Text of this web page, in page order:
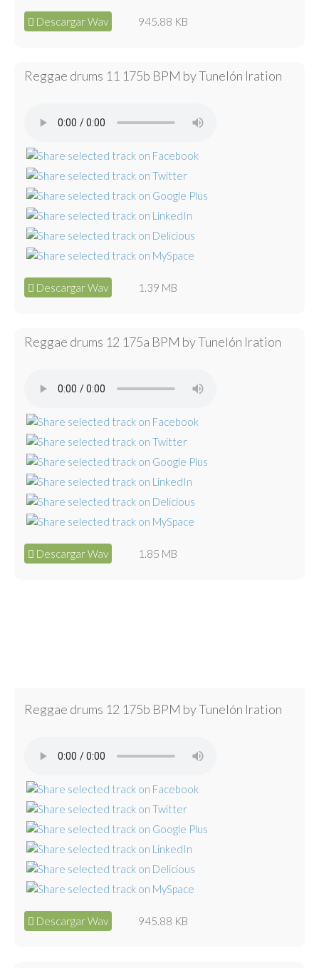
Descargar Wav 945.88 KB
Reggae drums 11 175b BPM by Tunelón Iration
Descargar Wav 1.39 MB
Reggae drums 12 175a BPM by Tunelón Iration
Descargar Wav 1.85 MB
Reggae drums 12 175b BPM by Tunelón Iration
Descargar Wav 945.88 KB